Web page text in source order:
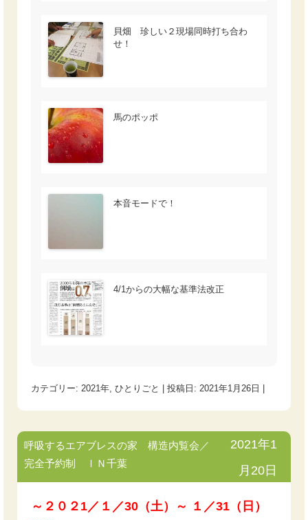
貝畑 珍しい２現場同時打ち合わ
せ！
馬のポッポ
本音モードで！
4/1からの大幅な基準法改正
カテゴリー: 2021年, ひとりごと | 投稿日: 2021年1月26日
呼吸するエアブレスの家 構造内覧会／
完全予約制 ＩＮ千葉
2021年1
月20日
～２０２1／１／30（土）～ １／31（日）